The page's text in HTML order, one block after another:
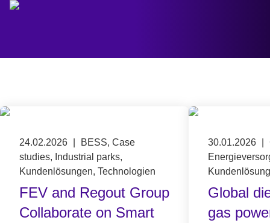
Published on 24.02.2026
24.02.2026
BESS, Case
studies, Industrial parks,
Kundenlösungen, Technologien
FEV and Regout Group
Collaborate on Smart
Published on
30.01.2026
Global
gas